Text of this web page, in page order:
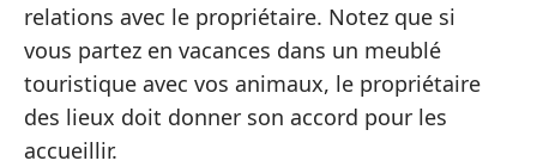
relations avec le propriétaire. Notez que si
vous partez en vacances dans un meublé
touristique avec vos animaux, le propriétaire
des lieux doit donner son accord pour les
accueillir.